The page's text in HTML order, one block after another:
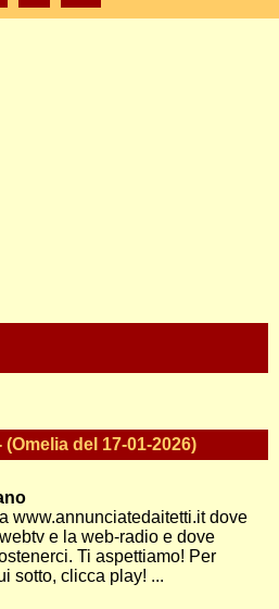
del 17-01-2026)
www.annunciatedaitetti.it dove
e la web-radio e dove
Ti aspettiamo! Per
sotto, clicca play! ...